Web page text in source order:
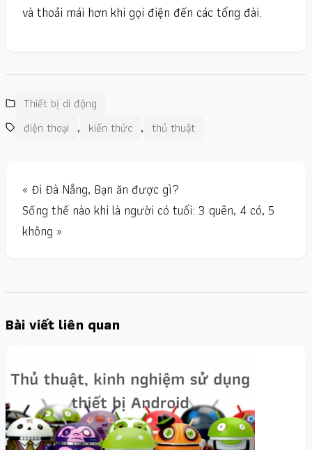
và thoải mái hơn khi gọi điện đến các tổng đài.
Thiết bị di động
điện thoại , kiến thức , thủ thuật
« Đi Đà Nẵng, Bạn ăn được gì?
Sống thế nào khi là người có tuổi: 3 quên, 4 có, 5
không »
Bài viết liên quan